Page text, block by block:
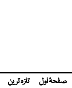
صفحۂ اول تازہ ترین